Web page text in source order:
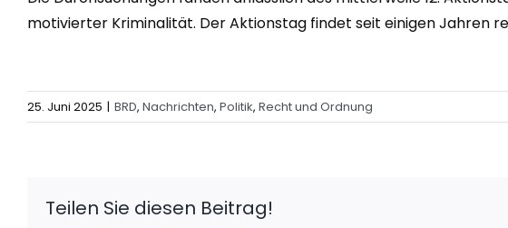
motivierter Kriminalität. Der Aktionstag findet seit einigen Jahren
25. Juni 2025 | BRD, Nachrichten, Politik, Recht und Ordnung
Teilen Sie diesen Beitrag!